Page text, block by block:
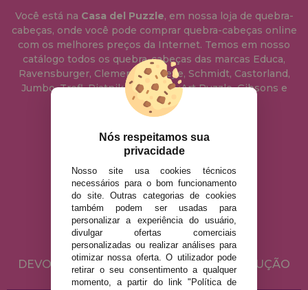
Você está na Casa del Puzzle, em nossa loja de quebra-
cabeças, onde você pode comprar quebra-cabeças online
com os melhores preços da Internet. Temos em nosso
catálogo todos os quebra-cabeças das marcas Educa,
Ravensburger, Clementoni, Heye, Schmidt, Castorland,
Jumbo, Trefl, Piatnik, Anatolian, Art Puzzle, Gibsons e
muito mais.
info@casadopuzzle.pt
AVISO LEGAL
POLÍTICA DE PRIVACIDADE
POLÍTICA DE COOKIES
ENVIO E DEVOLUÇÕES
DEVOLUÇÕES / DIREITO DE LIVRE RESOLUÇÃO
Nós respeitamos sua
privacidade
Nosso site usa cookies técnicos
necessários para o bom funcionamento
do site. Outras categorias de cookies
também podem ser usadas para
personalizar a experiência do usuário,
divulgar ofertas comerciais
personalizadas ou realizar análises para
otimizar nossa oferta. O utilizador pode
retirar o seu consentimento a qualquer
momento, a partir do link "Política de